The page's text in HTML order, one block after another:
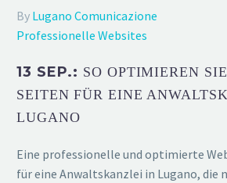
By Lugano Comunicazione
Professionelle Websites
13 SEP.: SO OPTIMIEREN
SEITEN FÜR EINE
LUGANO
Eine professionelle und optimierte
für eine Anwaltskanzlei in Lugano, die